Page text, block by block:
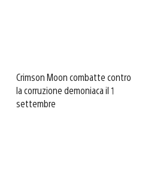
Crimson Moon combatte contro
la corruzione demoniaca il 1
settembre